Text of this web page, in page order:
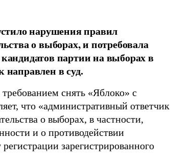
нарушения правил
о выборах, и потребовала
партии на выборах в
направлен в суд.
снять «Яблоко» с
что «административный ответчик
о выборах, в частности,
и о противодействии
зарегистрированного